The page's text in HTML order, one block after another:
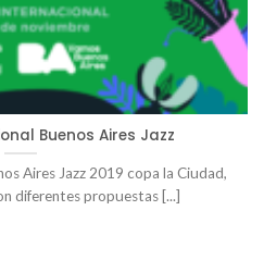
Buenos Aires Jazz
Aires Jazz 2019 copa la Ciudad,
diferentes propuestas [...]